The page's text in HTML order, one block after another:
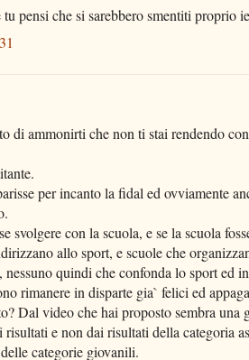
pensi che si sarebbero smentiti proprio
di ammonirti che non ti stai rendendo
per incanto la fidal ed ovviamente
svolgere con la scuola, e se la scuola
allo sport, e scuole che
nessuno quindi che confonda lo sport ed
rimanere in disparte gia` felici ed
Dal video che hai proposto sembra una
e non dai risultati della categoria
categorie giovanili.